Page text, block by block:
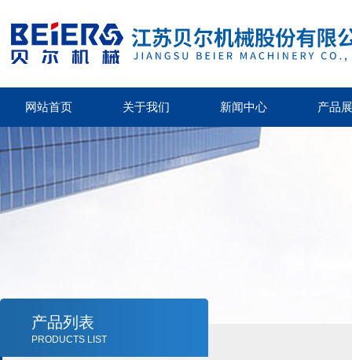
网站首页 关于我们 新闻中心 产品
产品列表
PRODUCTS LIST